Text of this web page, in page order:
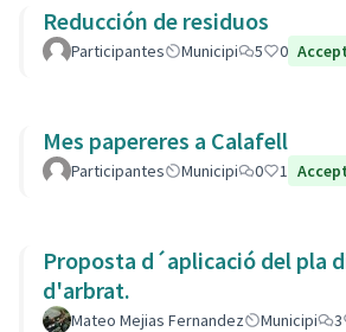
Reducción de residuos
Participantes Municipi 5 0
Mes papereres a Calafell
Participantes Municipi 0 1
Proposta d´aplicació del pla
d'arbrat.
Mateo Mejias Fernandez Municipi 3